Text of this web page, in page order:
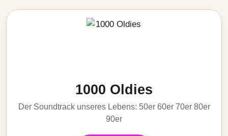
1000 Oldies
Der Soundtrack unseres Lebens: 50er 60er 70er 80er
90er